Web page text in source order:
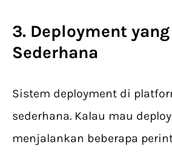
3. Deployment yang
Sederhana
Sistem deployment di
sederhana. Kalau mau
menjalankan beberapa